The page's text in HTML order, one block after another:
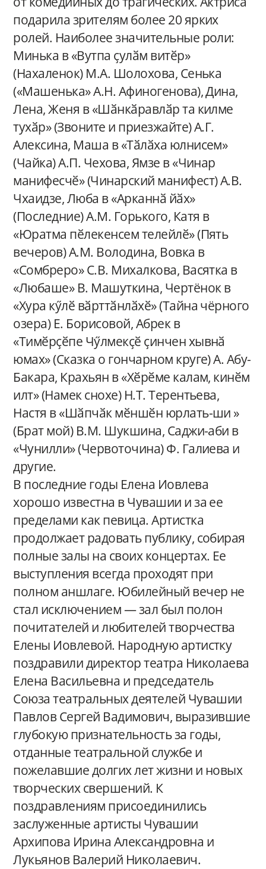
подарила зрителям более 20 ярких
ролей. Наиболее значительные роли:
Минька в «Вутпа ҫулӑм витӗр»
(Нахаленок) М.А. Шолохова, Сенька
(«Машенька» А.Н. Афиногенова), Дина,
Лена, Женя в «Шӑнкӑравлӑр та килме
тухӑр» (Звоните и приезжайте) А.Г.
Алексина, Маша в «Тӑлӑха юлнисем»
(Чайка) А.П. Чехова, Ямзе в «Чинар
манифесчӗ» (Чинарский манифест) А.В.
Чхаидзе, Люба в «Арканнӑ йӑх»
(Последние) А.М. Горького, Катя в
«Юратма пӗлекенсем телейлӗ» (Пять
вечеров) А.М. Володина, Вовка в
«Сомбреро» С.В. Михалкова, Васятка в
«Любаше» В. Машуткина, Чертёнок в
«Хура кӳлӗ вӑрттӑнлӑхӗ» (Тайна чёрного
озера) Е. Борисовой, Абрек в
«Тимӗрҫӗпе Чӳлмекҫӗ ҫинчен хывнӑ
юмах» (Сказка о гончарном круге) А. Абу-
Бакара, Крахьян в «Хӗрӗме калам, кинӗм
илт» (Намек снохе) Н.Т. Терентьева,
Настя в «Шӑпчӑк мӗншӗн юрлать-ши »
(Брат мой) В.М. Шукшина, Саджи-аби в
«Чунилли» (Червоточина) Ф. Галиева и
другие.
В последние годы Елена Иовлева
хорошо известна в Чувашии и за ее
пределами как певица. Артистка
продолжает радовать публику, собирая
полные залы на своих концертах. Ее
выступления всегда проходят при
полном аншлаге. Юбилейный вечер не
стал исключением — зал был полон
почитателей и любителей творчества
Елены Иовлевой. Народную артистку
поздравили директор театра Николаева
Елена Васильевна и председатель
Союза театральных деятелей Чувашии
Павлов Сергей Вадимович, выразившие
глубокую признательность за годы,
отданные театральной службе и
пожелавшие долгих лет жизни и новых
творческих свершений. К
поздравлениям присоединились
заслуженные артисты Чувашии
Архипова Ирина Александровна и
Лукьянов Валерий Николаевич.